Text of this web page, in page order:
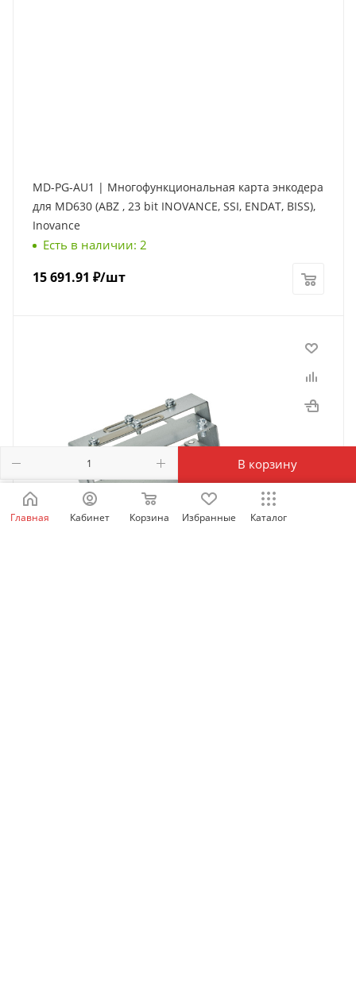
В корзину
MD-PG-AU1 | Многофункциональная карта энкодера
для MD630 (ABZ , 23 bit INOVANCE, SSI, ENDAT, BISS),
Inovance
Есть в наличии: 2
15 691.91 ₽/шт
Главная Кабинет Корзина Избранные Каталог